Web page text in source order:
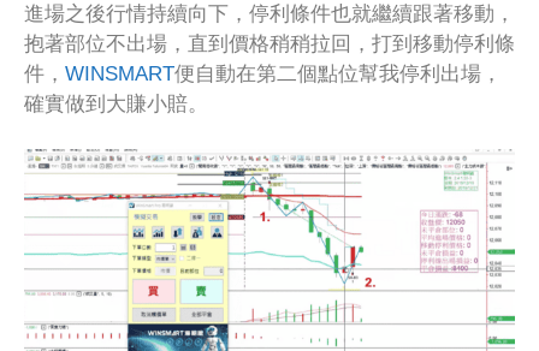
進場之後行情持續向下，停利條件也就繼續跟著移動，
抱著部位不出場，直到價格稍稍拉回，打到移動停利條
件， WINSMART便自動在第二個點位幫我停利出場，
確實做到大賺小賠。